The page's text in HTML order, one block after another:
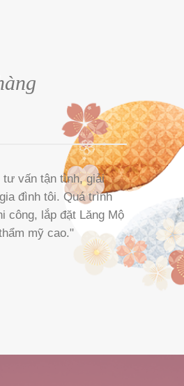
tư vấn tận tình, giải
đình tôi. Quá trình
công, lắp đặt Lăng Mộ
mỹ cao."